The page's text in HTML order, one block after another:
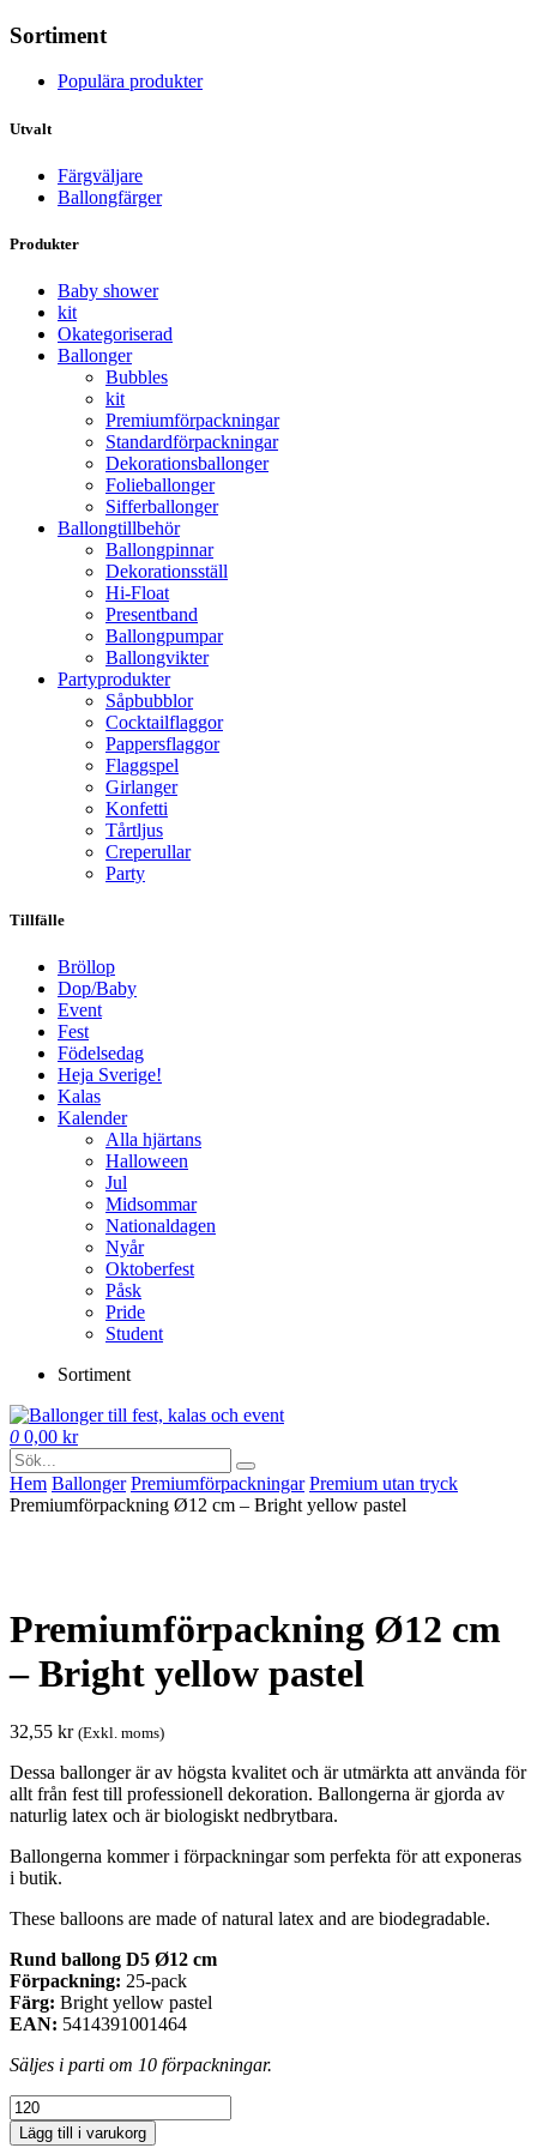
Sortiment
Populära produkter
Utvalt
Färgväljare
Ballongfärger
Produkter
Baby shower
kit
Okategoriserad
Ballonger
Bubbles
kit
Premium­förpackningar
Standard­­förpackningar
Dekorations­ballonger
Folie­­­ballonger
Siffer­­ballonger
Ballong­tillbehör
Ballongpinnar
Dekorationsställ
Hi-Float
Presentband
Ballongpumpar
Ballong­vikter
Party­­produkter
Såpbubblor
Cocktail­flaggor
Pappers­flaggor
Flaggspel
Girlanger
Konfetti
Tårtljus
Creperullar
Party
Tillfälle
Bröllop
Dop/Baby
Event
Fest
Födelsedag
Heja Sverige!
Kalas
Kalender
Alla hjärtans
Halloween
Jul
Midsommar
Nationaldagen
Nyår
Oktoberfest
Påsk
Pride
Student
Sortiment
0 0,00 kr
Hem Ballonger Premium­förpackningar Premium utan tryck
Premiumförpackning Ø12 cm – Bright yellow pastel
Premiumförpackning Ø12 cm
– Bright yellow pastel
32,55 kr (Exkl. moms)
Dessa ballonger är av högsta kvalitet och är utmärkta att använda för
allt från fest till professionell dekoration. Ballongerna är gjorda av
naturlig latex och är biologiskt nedbrytbara.
Ballongerna kommer i förpackningar som perfekta för att exponeras
i butik.
These balloons are made of natural latex and are biodegradable.
Rund ballong D5 Ø12 cm
Förpackning: 25-pack
Färg: Bright yellow pastel
EAN: 5414391001464
Säljes i parti om 10 förpackningar.
Premiumförpackning
Ø12
Lägg till i varukorg